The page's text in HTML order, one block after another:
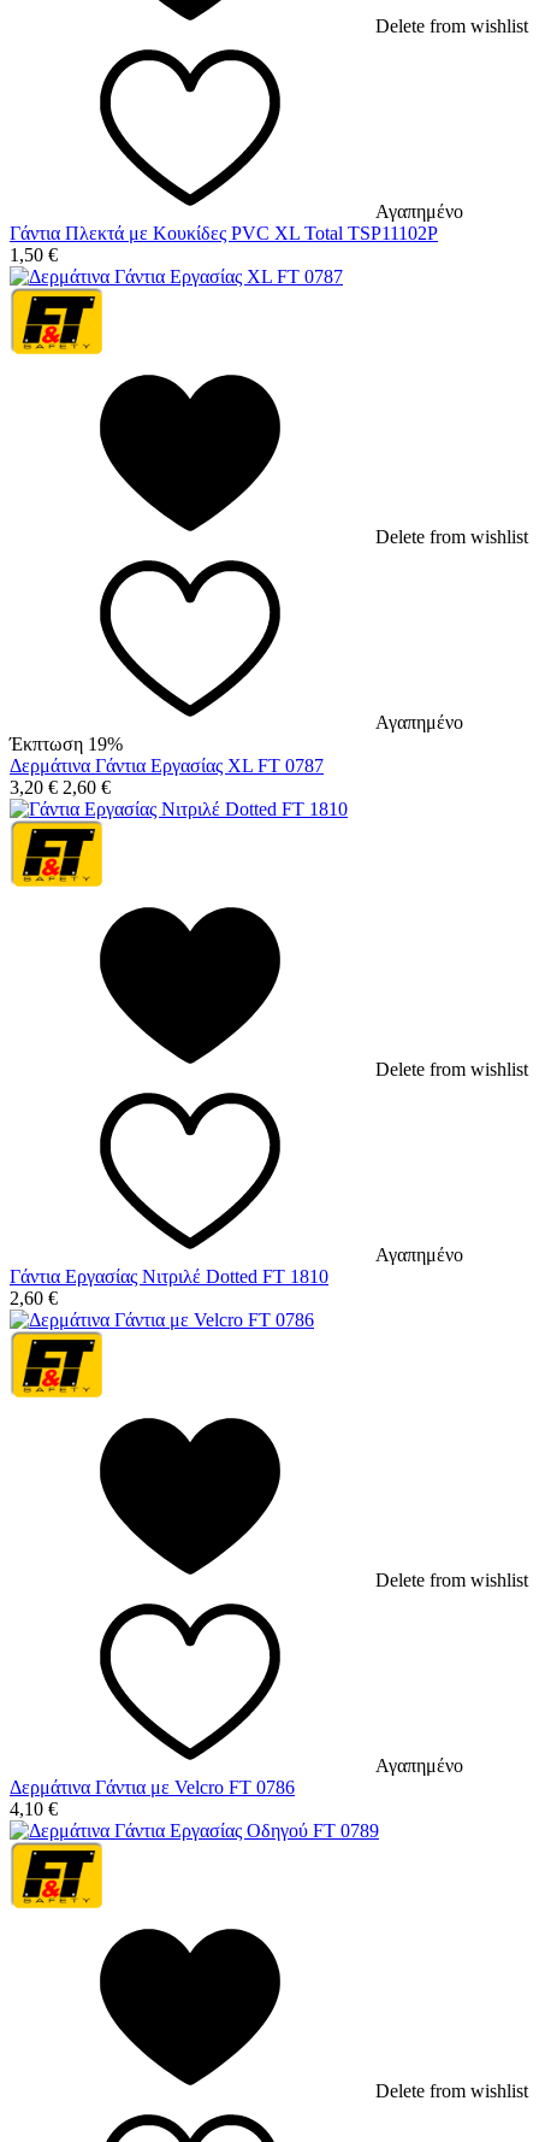
Delete from wishlist
Αγαπημένο
Γάντια Πλεκτά με Κουκίδες PVC XL Total TSP11102P
1,50 €
Delete from wishlist
Αγαπημένο
Έκπτωση 19%
Δερμάτινα Γάντια Εργασίας XL FT 0787
3,20 € 2,60 €
Delete from wishlist
Αγαπημένο
Γάντια Εργασίας Νιτριλέ Dotted FT 1810
2,60 €
Delete from wishlist
Αγαπημένο
Δερμάτινα Γάντια με Velcro FT 0786
4,10 €
Delete from wishlist